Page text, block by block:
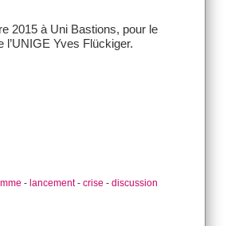
2015 à Uni Bastions, pour le
Yves Flückiger.
- lancement- crise - discussion